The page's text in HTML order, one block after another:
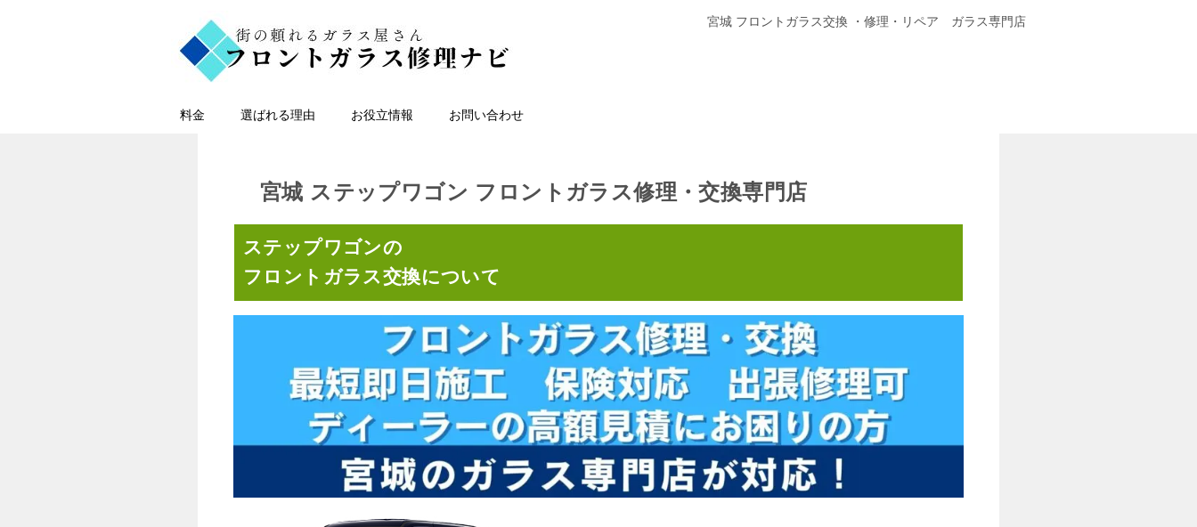
宮城 フロントガラス交換 ・修理・リペア ガラス専門店
料金 選ばれる理由 お役立情報 お問い合わせ
宮城 ステップワゴン フロントガラス修理・交換専門店
ステップワゴンの
フロントガラス交換について